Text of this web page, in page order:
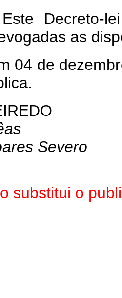
Decreto-
as
04 de
Severo
substitui o